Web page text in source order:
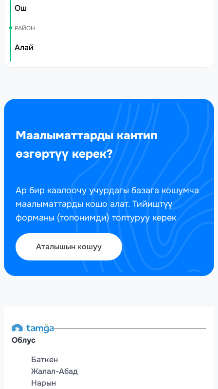
Ош
РАЙОН
Алай
Маалыматтарды кантип
өзгөртүү керек?
Ар бир каалоочу учурдагы базага кошумча
маалыматтарды кошо алат. Тийиштүү
форманы (топонимди) толтуруу керек
Аталышын кошуу
Облус
Баткен
Жалал-Абад
Нарын